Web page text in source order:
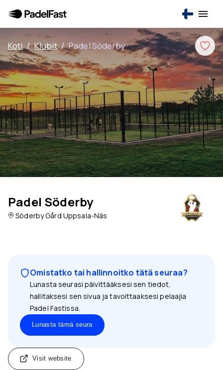
Koti / Klubit / Padel Söderby
Padel Söderby
Söderby Gård Uppsala-Näs
Omistatko tai hallinnoitko tätä seuraa?
Lunasta seurasi päivittääksesi sen tiedot,
hallitaksesi sen sivua ja tavoittaaksesi pelaajia
Padel Fastissa.
Lunasta tämä seura
Visit website